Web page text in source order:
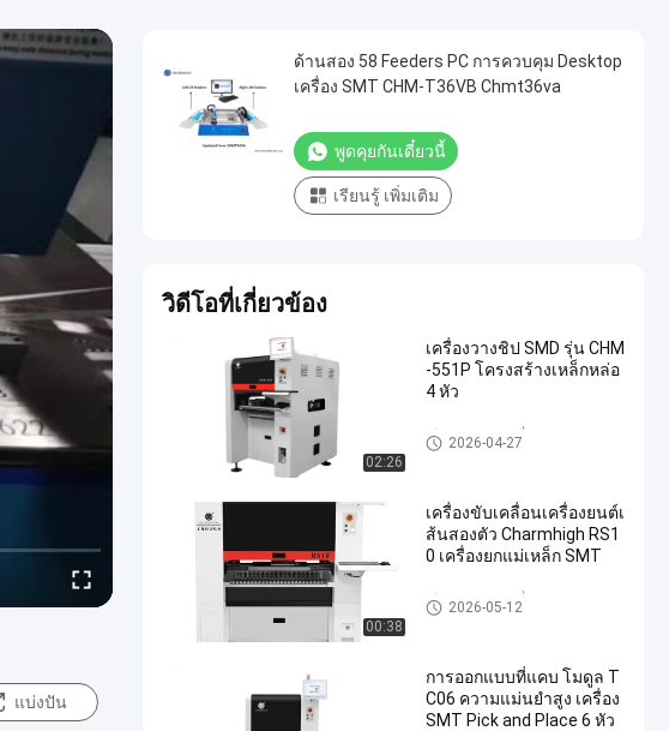
แบ่งปัน
ด้านสอง 58 Feeders PC การควบคุม Desktop
เครื่อง SMT CHM-T36VB Chmt36va
พูดคุยกันเดี๋ยวนี้
เรียนรู้ เพิ่มเติม
วิดีโอที่เกี่ยวข้อง
02:26
เครื่องวางชิป SMD รุ่น CHM
-551P โครงสร้างเหล็กหล่อ
4 หัว
เลือกและวางเครื่อง SMT
2026-04-27
00:38
เครื่องขับเคลื่อนเครื่องยนต์เ
ส้นสองตัว Charmhigh RS1
0 เครื่องยกแม่เหล็ก SMT
เลือกและวางเครื่อง SMT
2026-05-12
การออกแบบที่แคบ โมดูล T
C06 ความแม่นยำสูง เครื่อง
SMT Pick and Place 6 หัว